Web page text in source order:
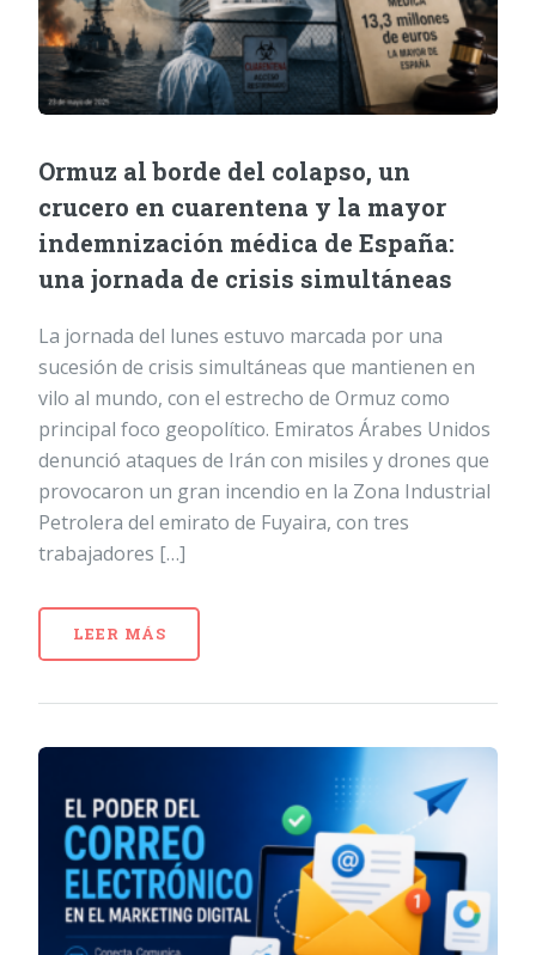
Ormuz al borde del colapso, un
crucero en cuarentena y la mayor
indemnización médica de España:
una jornada de crisis simultáneas
La jornada del lunes estuvo marcada por una
sucesión de crisis simultáneas que mantienen en
vilo al mundo, con el estrecho de Ormuz como
principal foco geopolítico. Emiratos Árabes Unidos
denunció ataques de Irán con misiles y drones que
provocaron un gran incendio en la Zona Industrial
Petrolera del emirato de Fuyaira, con tres
trabajadores […]
LEER MÁS